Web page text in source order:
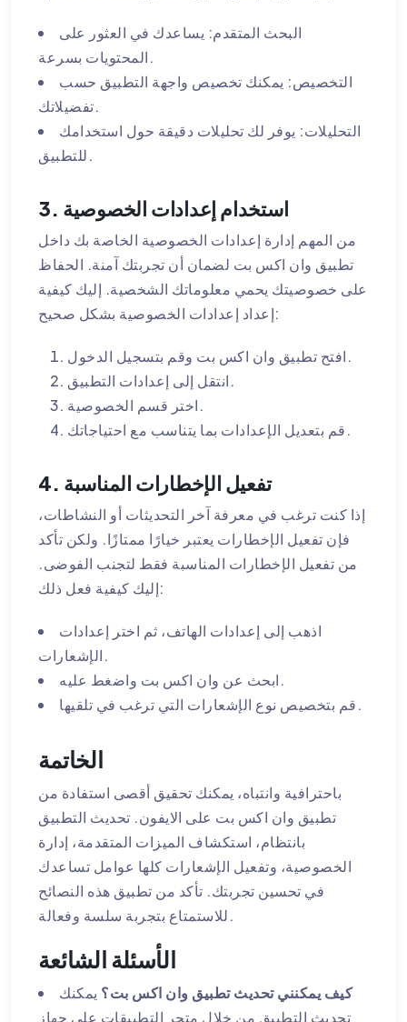
البحث المتقدم: يساعدك في العثور على
المحتويات بسرعة.
التخصيص: يمكنك تخصيص واجهة التطبيق حسب
تفضيلاتك.
التحليلات: يوفر لك تحليلات دقيقة حول استخدامك
للتطبيق.
3. استخدام إعدادات الخصوصية
من المهم إدارة إعدادات الخصوصية الخاصة بك داخل
تطبيق وان اكس بت لضمان أن تجربتك آمنة. الحفاظ
على خصوصيتك يحمي معلوماتك الشخصية. إليك كيفية
إعداد إعدادات الخصوصية بشكل صحيح:
افتح تطبيق وان اكس بت وقم بتسجيل الدخول.
انتقل إلى إعدادات التطبيق.
اختر قسم الخصوصية.
قم بتعديل الإعدادات بما يتناسب مع احتياجاتك.
4. تفعيل الإخطارات المناسبة
إذا كنت ترغب في معرفة آخر التحديثات أو النشاطات،
فإن تفعيل الإخطارات يعتبر خيارًا ممتازًا. ولكن تأكد
من تفعيل الإخطارات المناسبة فقط لتجنب الفوضى.
إليك كيفية فعل ذلك:
اذهب إلى إعدادات الهاتف، ثم اختر إعدادات
الإشعارات.
ابحث عن وان اكس بت واضغط عليه.
قم بتخصيص نوع الإشعارات التي ترغب في تلقيها.
الخاتمة
باحترافية وانتباه، يمكنك تحقيق أقصى استفادة من
تطبيق وان اكس بت على الايفون. تحديث التطبيق
بانتظام، استكشاف الميزات المتقدمة، إدارة
الخصوصية، وتفعيل الإشعارات كلها عوامل تساعدك
في تحسين تجربتك. تأكد من تطبيق هذه النصائح
للاستمتاع بتجربة سلسة وفعالة.
الأسئلة الشائعة
كيف يمكنني تحديث تطبيق وان اكس بت؟ يمكنك
تحديث التطبيق من خلال متجر التطبيقات على جهاز